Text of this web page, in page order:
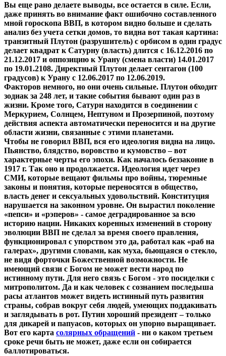
Вы еще рано делаете выводы, все остается в силе. Если,
даже принять во внимание факт ошибочно составленного
мной гороскопа ВВП, в котором видно больше и сделать
анализ без учета сетки домов, то видна вот такая картина:
транзитный Плутон (разрушитель) с орбисом в один градус
делает квадрат к Сатурну (власть) длится с 16.12.2016 по
21.12.2017 и оппозицию к Урану (смена власти) 14.01.2017
по 19.01.2108. Директный Плутон делает сентагон (100
градусов) к Урану с 12.06.2017 по 12.06.2019.
Факторов немного, но они очень сильные. Плутон обходит
зодиак за 248 лет, и такие события бывают один раз в
жизни. Кроме того, Сатурн находится в соединении с
Меркурием, Солнцем, Нептуном и Прозерпиной, поэтому
действия аспекта автоматически переносится и на другие
области жизни, связанные с этими планетами.
Чтобы не говорил ВВП, вся его идеология видна на лицо.
Пьянство, блядство, воровство и кумовство – вот
характерные черты его эпохи. Как началось беззаконие в
1917 г. Так оно и продолжается. Идеология идет через
СМИ, которые вещают фильмы про войны, тюремные
законы и понятия, которые переносятся в общество,
власть денег и сексуальных удовольствий. Конституция
нарушается на законном уровне. Он вырастил поколение
«пепси» и «рэперов» - самое деградированное за всю
историю нации. Никаких коренных изменений в сторону
эволюции ВВП не сделал за время своего правления,
функционировал с упорством это да, работал как «раб на
галерах», другими словами, как муха, бьющаяся о стекло,
не видя форточки Божественной возможности. Не
имеющий связи с Богом не может вести народ по
истинному пути. Для него связь с Богом - это посиделки с
митрополитом. Да и как человек с сознанием последыша
расы атлантов может видеть истинный путь развития
страны, собрав вокруг себя людей, умеющих поддакивать
и заглядывать в рот. Путин хороший президент – только
для дикарей и папуасов, которых он упорно выращивает.
Вот его карта солярных обращений - ни о каком третьем
сроке речи быть не может, даже если он собирается
баллотироваться.